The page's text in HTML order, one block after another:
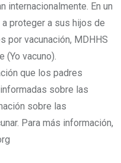
internacionalmente. En un
proteger a sus hijos de
por vacunación, MDHHS
(Yo vacuno).
que los padres
sobre las
sobre las
Para más información,